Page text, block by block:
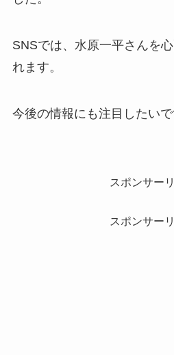
SNSでは、水原一平さんを
れます。
今後の情報にも注目したいで
スポンサー
スポンサー